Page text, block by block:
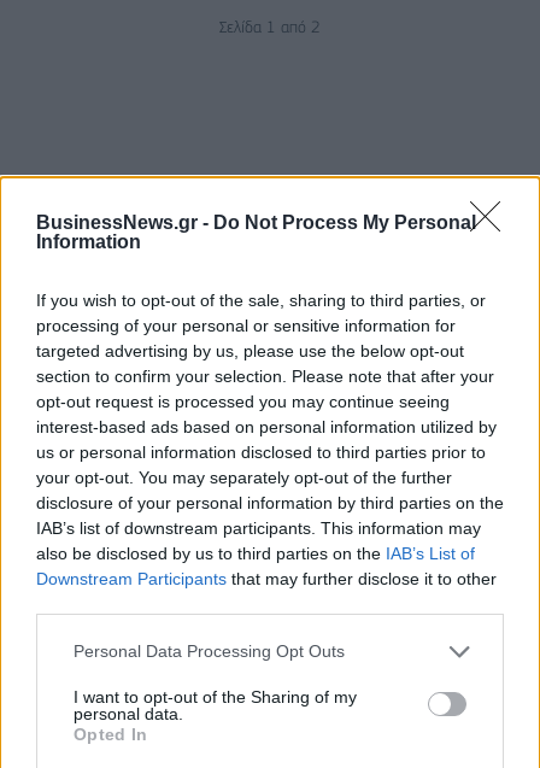
BusinessNews.gr - Do Not Process My Personal
Information
If you wish to opt-out of the sale, sharing to third parties, or
processing of your personal or sensitive information for
targeted advertising by us, please use the below opt-out
section to confirm your selection. Please note that after your
opt-out request is processed you may continue seeing
interest-based ads based on personal information utilized by
us or personal information disclosed to third parties prior to
your opt-out. You may separately opt-out of the further
disclosure of your personal information by third parties on the
IAB’s list of downstream participants. This information may
also be disclosed by us to third parties on the IAB’s List of
Downstream Participants that may further disclose it to other
Personal Data Processing Opt Outs
I want to opt-out of the Sharing of my
personal data.
Opted In
Σελίδα 1 από 2
ΡΟΗ ΕΙΔΗΣΕΩΝ
Χρηματιστήριο: Πτώση κατά 0,59%, στα 320,42
εκατ. ευρώ ο τζίρος
06/08/2026 - 18:10 ΟΙΚΟΝΟΜΙΑ
ΟΠΕΚΑ: Αύριο η δεύτερη πληρωμή των δικαιούχων
του Λογαριασμού Αγροτικής Εστίας
06/08/2026 - 17:40 ΟΙΚΟΝΟΜΙΑ
Κυβερνητική Επιτροπή Βιομηχανίας- Κ. Μητσοτάκης:
βιομηχανίας
06/08/2026 - 17:18 ΠΟΛΙΤΙΚΗ
Από τις 28 Αυγούστου η ψηφιακή ενεργοποίηση της